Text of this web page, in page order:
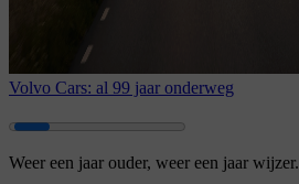
Volvo Cars: al 99 jaar onderweg
Weer een jaar ouder, weer een jaar wijzer.